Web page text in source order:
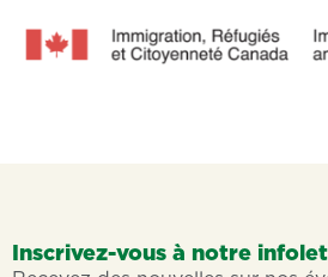
Inscrivez-vous à notre